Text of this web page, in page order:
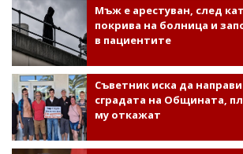
Мъж е арестуван, след
покрива на болница и
в пациентите
Съветник иска да направи
сградата на Общината,
му откажат